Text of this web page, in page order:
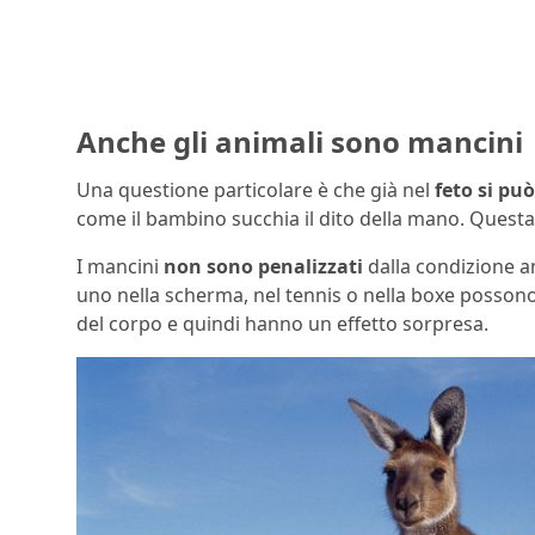
Anche gli animali sono mancini
Una questione particolare è che già nel fetosi
come il bambino succhia il dito della mano.
I mancini non sono penalizzati dalla condizione
uno nella scherma, nel tennis o nella boxe
del corpo e quindi hanno un effetto sorpresa.